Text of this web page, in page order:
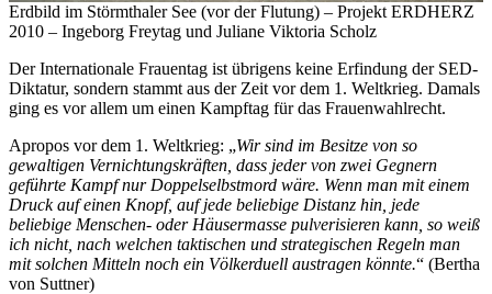
Erdbild im Störmthaler See (vor der Flutung) – Projekt ERDHERZ
2010 – Ingeborg Freytag und Juliane Viktoria Scholz
Der Internationale Frauentag ist übrigens keine Erfindung der SED-
Diktatur, sondern stammt aus der Zeit vor dem 1. Weltkrieg. Damals
ging es vor allem um einen Kampftag für das Frauenwahlrecht.
Apropos vor dem 1. Weltkrieg: „Wir sind im Besitze von so
gewaltigen Vernichtungskräften, dass jeder von zwei Gegnern
geführte Kampf nur Doppelselbstmord wäre. Wenn man mit einem
Druck auf einen Knopf, auf jede beliebige Distanz hin, jede
beliebige Menschen- oder Häusermasse pulverisieren kann, so weiß
ich nicht, nach welchen taktischen und strategischen Regeln man
mit solchen Mitteln noch ein Völkerduell austragen könnte.“ (Bertha
von Suttner)